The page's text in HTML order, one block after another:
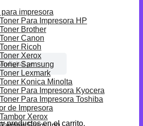
productos en el carrito.
para impresora
Toner Para Impresora HP
Toner Brother
Toner Canon
Toner Ricoh
Toner Xerox
Toner Samsung
Toner Lexmark
Toner Konica Minolta
Toner Para Impresora Kyocera
Toner Para Impresora Toshiba
de Impresora
Tambor Xerox